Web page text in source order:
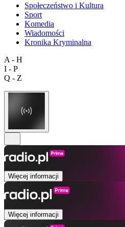
Społeczeństwo i Kultura
Sport
Komedia
Wiadomości
Kronika Kryminalna
A - H
I - P
Q - Z
Więcej informacji
Więcej informacji